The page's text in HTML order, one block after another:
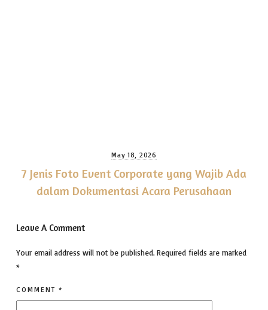
May 18, 2026
7 Jenis Foto Event Corporate yang Wajib Ada
dalam Dokumentasi Acara Perusahaan
Leave A Comment
Your email address will not be published. Required fields are marked
*
COMMENT *